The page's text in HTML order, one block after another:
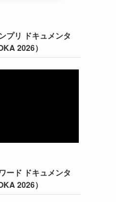
プリ ドキュメンタ
2026）
ード ドキュメンタ
2026）